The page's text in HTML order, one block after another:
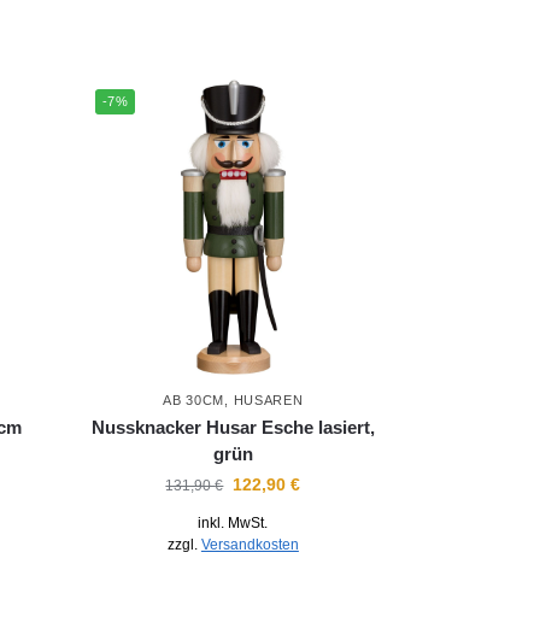
-7%
AB 30CM HUSAREN
Nussknacker Husar Esche lasiert,
grün
131,90€ 122,90€
inkl. MwSt.
zzgl. Versandkosten